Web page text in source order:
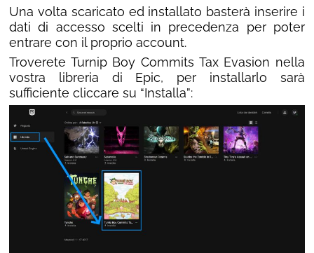
Una volta scaricato ed installato basterà inserire i
dati di accesso scelti in precedenza per poter
entrare con il proprio account.
Troverete Turnip Boy Commits Tax Evasion nella
vostra libreria di Epic, per installarlo sarà
sufficiente cliccare su “Installa”: